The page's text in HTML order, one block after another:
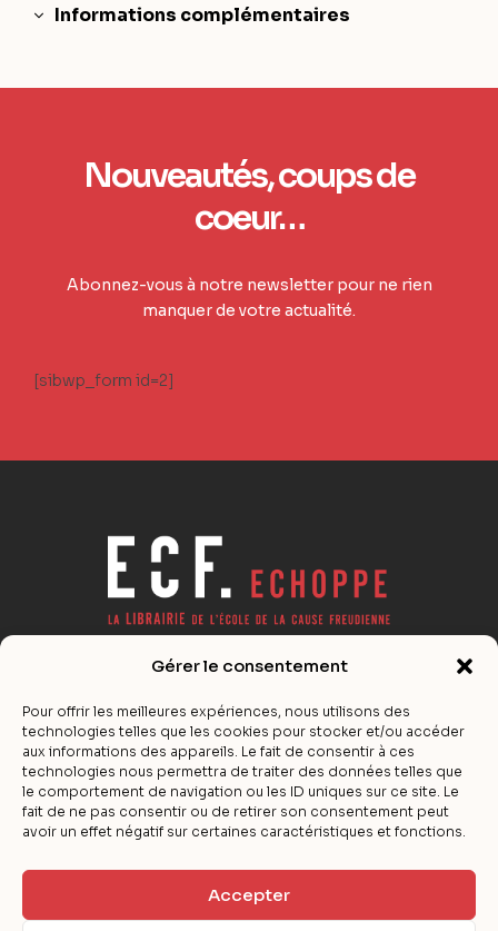
Gérer le consentement
Pour offrir les meilleures expériences, nous utilisons des
technologies telles que les cookies pour stocker et/ou accéder
aux informations des appareils. Le fait de consentir à ces
technologies nous permettra de traiter des données telles que
le comportement de navigation ou les ID uniques sur ce site. Le
fait de ne pas consentir ou de retirer son consentement peut
avoir un effet négatif sur certaines caractéristiques et fonctions.
Accepter
Informations complémentaires
Nouveautés, coups de
coeur…
Abonnez-vous à notre newsletter pour ne rien
manquer de votre actualité.
[sibwp_form id=2]
Actualité éditoriale de la psychanalyse lacanienne,
E-Shop
Nos Partenaires
La Librairie
ECF-Echoppe sera fermé du 23 juillet au 31 août
inclus. Toute commande passée pendant cette